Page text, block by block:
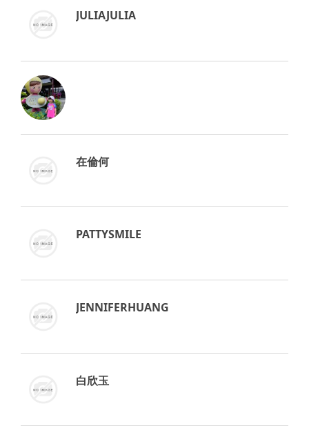
JULIAJULIA
在倫何
PATTYSMILE
JENNIFERHUANG
白欣玉